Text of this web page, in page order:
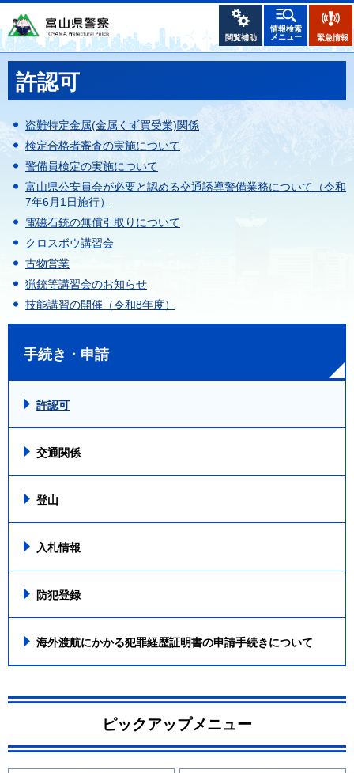
閲覧補助
情報検索
メニュー
緊急情報
許認可
盗難特定金属(金属くず買受業)関係
検定合格者審査の実施について
警備員検定の実施について
富山県公安員会が必要と認める交通誘導警備業務について（令和
7年6月1日施行）
電磁石銃の無償引取りについて
クロスボウ講習会
古物営業
猟銃等講習会のお知らせ
技能講習の開催（令和8年度）
手続き・申請
許認可
交通関係
登山
入札情報
防犯登録
海外渡航にかかる犯罪経歴証明書の申請手続きについて
ピックアップメニュー